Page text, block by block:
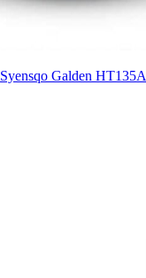
Syensqo Galden HT135A